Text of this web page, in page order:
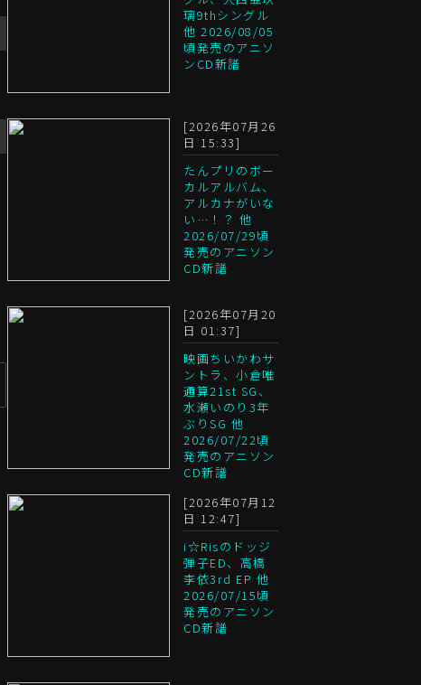
璃9thシングル
他 2026/08/05
頃発売のアニソ
ンCD新譜
[2026年07月26
日 15:33]
たんプリのボー
カルアルバム、
アルカナがいな
い…！？ 他
2026/07/29頃
発売のアニソン
CD新譜
[2026年07月20
日 01:37]
映画ちいかわサ
ントラ、小倉唯
通算21st SG、
水瀬いのり3年
ぶりSG 他
2026/07/22頃
発売のアニソン
CD新譜
[2026年07月12
日 12:47]
i☆Risのドッジ
弾子ED、高橋
李依3rd EP 他
2026/07/15頃
発売のアニソン
CD新譜